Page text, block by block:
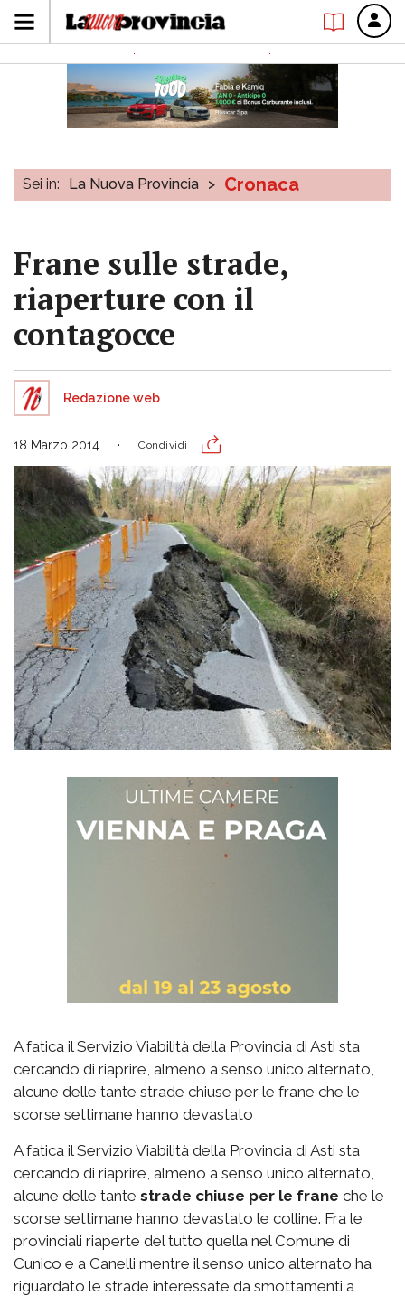
Sei in: La Nuova Provincia > Cronaca
Frane sulle strade,
riaperture con il
contagocce
Redazione web
18 Marzo 2014 Condividi
A fatica il Servizio Viabilità della Provincia di Asti sta
cercando di riaprire, almeno a senso unico alternato,
alcune delle tante strade chiuse per le frane che le
scorse settimane hanno devastato
A fatica il Servizio Viabilità della Provincia di Asti sta
cercando di riaprire, almeno a senso unico alternato,
alcune delle tante strade chiuse per le frane che le
scorse settimane hanno devastato le colline. Fra le
provinciali riaperte del tutto quella nel Comune di
Cunico e a Canelli mentre il senso unico alternato ha
riguardato le strade interessate da smottamenti a